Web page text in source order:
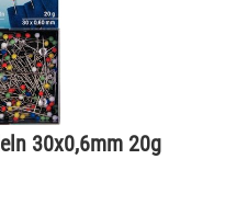
30x0,6mm 20g